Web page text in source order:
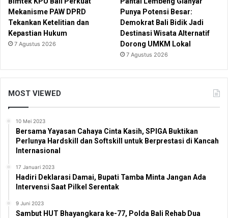
Mekanisme PAW DPRD
Tekankan Ketelitian dan
Kepastian Hukum
7 Agustus 2026
Punya Potensi Besar:
Demokrat Bali Bidik Jadi
Destinasi Wisata Alternatif
Dorong UMKM Lokal
7 Agustus 2026
MOST VIEWED
10 Mei 2023
Bersama Yayasan Cahaya Cinta Kasih, SPIGA Buktikan
Perlunya Hardskill dan Softskill untuk Berprestasi di Kancah
Internasional
17 Januari 2023
Hadiri Deklarasi Damai, Bupati Tamba Minta Jangan Ada
Intervensi Saat Pilkel Serentak
9 Juni 2023
Sambut HUT Bhayangkara ke-77, Polda Bali Rehab Dua